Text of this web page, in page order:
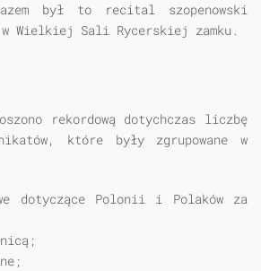
był to recital szopenowski
Wielkiej Sali Rycerskiej zamku.
rekordową dotychczas liczbę
które były zgrupowane w
dotyczące Polonii i Polaków za